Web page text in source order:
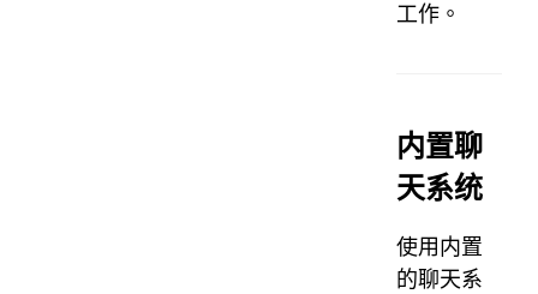
工作。
内置聊
天系统
使用内置
的聊天系